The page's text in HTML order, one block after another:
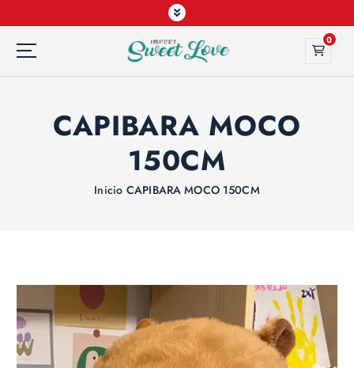
0
CAPIBARA MOCO
150CM
Inicio CAPIBARA MOCO 150CM